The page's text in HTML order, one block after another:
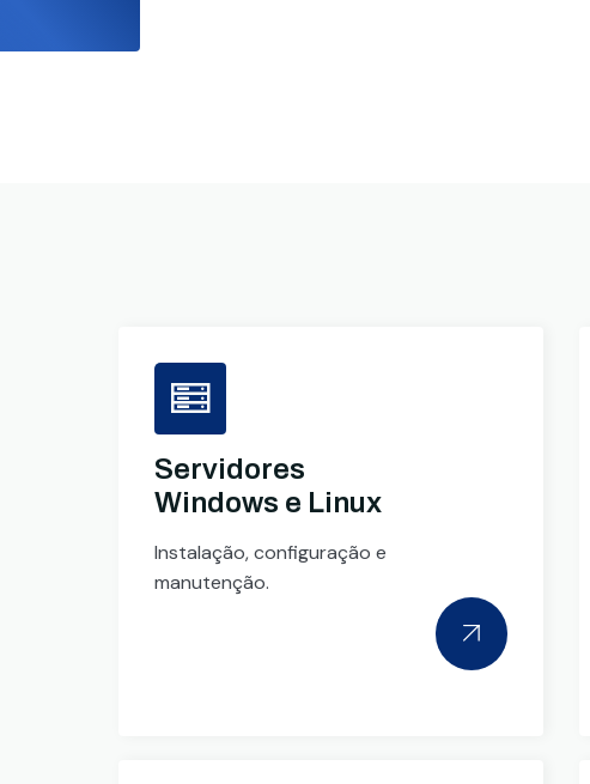
Servidores
Windows e Linux
Instalação, configuração e
manutenção.